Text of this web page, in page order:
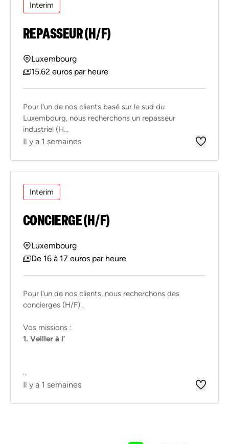
Interim
REPASSEUR (H/F)
Luxembourg
15.62 euros par heure
Pour l'un de nos clients basé sur le sud du
Luxembourg, nous recherchons un repasseur
industriel (H...
Il y a 1 semaines
Interim
CONCIERGE (H/F)
Luxembourg
De 16 à 17 euros par heure
Pour l'un de nos clients, nous recherchons des
concierges (H/F) .
Vos missions :
1. Veiller à l’
...
Il y a 1 semaines